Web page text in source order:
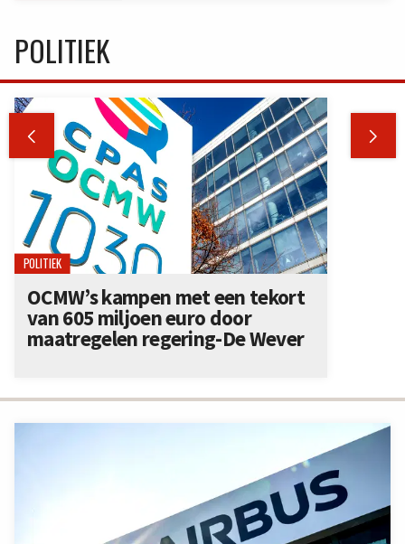
POLITIEK
 
POLITIEK
OCMW’s kampen met een tekort
van 605 miljoen euro door
maatregelen regering-De Wever